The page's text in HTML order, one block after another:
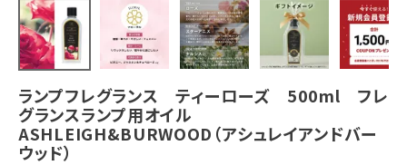
ランプフレグランス ティーローズ 500ml フレ
グランスランプ用オイル
ASHLEIGH&BURWOOD（アシュレイアンドバー
ウッド）